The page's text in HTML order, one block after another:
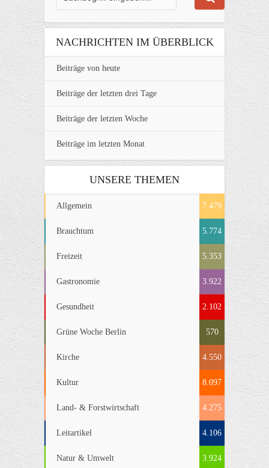
NACHRICHTEN IM ÜBERBLICK
Beiträge von heute
Beiträge der letzten drei Tage
Beiträge der letzten Woche
Beiträge im letzten Monat
UNSERE THEMEN
Allgemein 7.479
Brauchtum 5.774
Freizeit 5.353
Gastronomie 3.922
Gesundheit 2.102
Grüne Woche Berlin 570
Kirche 4.550
Kultur 8.097
Land- & Forstwirtschaft 4.275
Leitartikel 4.106
Natur & Umwelt 3.924